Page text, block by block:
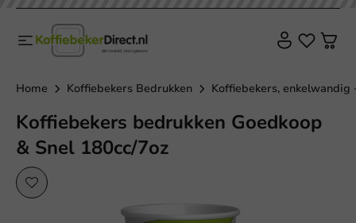
Home Koffiebekers Bedrukken Koffiebekers,
Koffiebekers bedrukken Goedkoop
& Snel 180cc/7oz